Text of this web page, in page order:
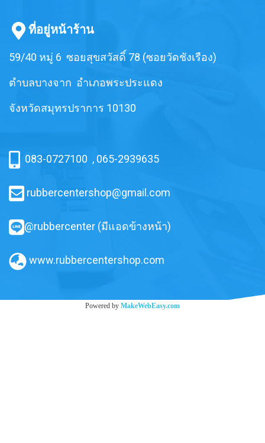
ที่อยู่หน้าร้าน
59/40 หมู่ 6 ซอยสุขสวัสดิ์ 78 (ซอยวัดชังเรือง)
ตำบลบางจาก อำเภอพระประแดง
จังหวัดสมุทรปราการ 10130
083-0727100 , 065-2939635
rubbercentershop@gmail.com
@rubbercenter (มีแอดข้างหน้า)
www.rubbercentershop.com
Powered by MakeWebEasy.com